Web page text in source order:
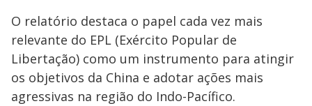
O relatório destaca o papel cada vez mais
relevante do EPL (Exército Popular de
Libertação) como um instrumento para atingir
os objetivos da China e adotar ações mais
agressivas na região do Indo-Pacífico.